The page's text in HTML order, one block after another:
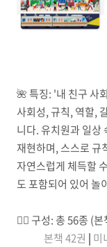
🌺특징: '내 친구 사
사회성, 규칙, 역할,
니다. 유치원과 일상
재현하며, 스스로 규
자연스럽게 체득할
도 포함되어 있어 놀
☝🏼 구성: 총 56종 (
본책 42권 | 미